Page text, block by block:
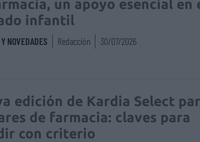
un apoyo esencial en
infantil
NOVEDADES Redacción 30/07/2026
edición de Kardia Select
de farmacia: claves para
con criterio